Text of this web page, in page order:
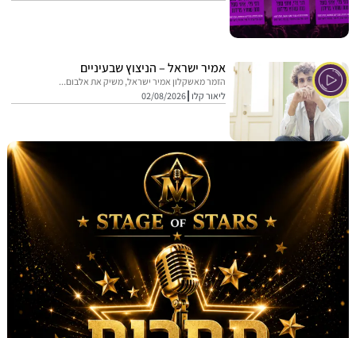
אמיר ישראל – הניצוץ שבעיניים
הזמר מאשקלון אמיר ישראל, משיק את אלבום...
ליאור קלו 02/08/2026